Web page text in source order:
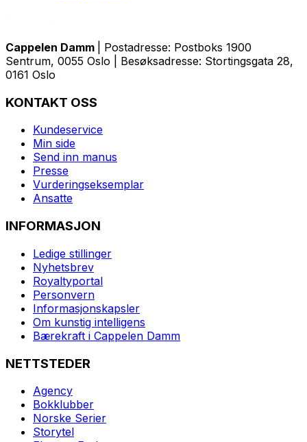
Cappelen Damm
| Postadresse: Postboks 1900
Sentrum, 0055 Oslo | Besøksadresse: Stortingsgata 28,
0161 Oslo
KONTAKT OSS
Kundeservice
Min side
Send inn manus
Presse
Vurderingseksemplar
Ansatte
INFORMASJON
Ledige stillinger
Nyhetsbrev
Royaltyportal
Personvern
Informasjonskapsler
Om kunstig intelligens
Bærekraft i Cappelen Damm
NETTSTEDER
Agency
Bokklubber
Norske Serier
Storytel